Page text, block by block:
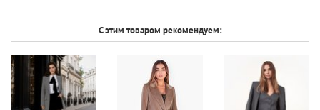
С этим товаром рекомендуем: